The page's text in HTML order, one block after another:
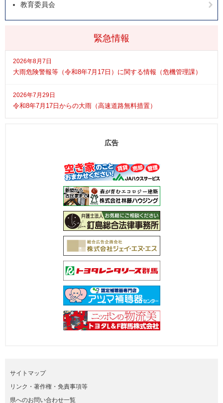
緊急情報
2026年8月7日
大雨危険警報等（令和8年7月17日）に関する情報（危機管理課）
2026年7月29日
令和8年7月17日からの大雨（高速道路無料措置）
教育委員会
広告
サイトマップ
リンク・著作権・免責事項等
県へのお問い合わせ一覧